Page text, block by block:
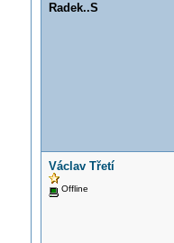
Radek..S
Václav Třetí
Offline